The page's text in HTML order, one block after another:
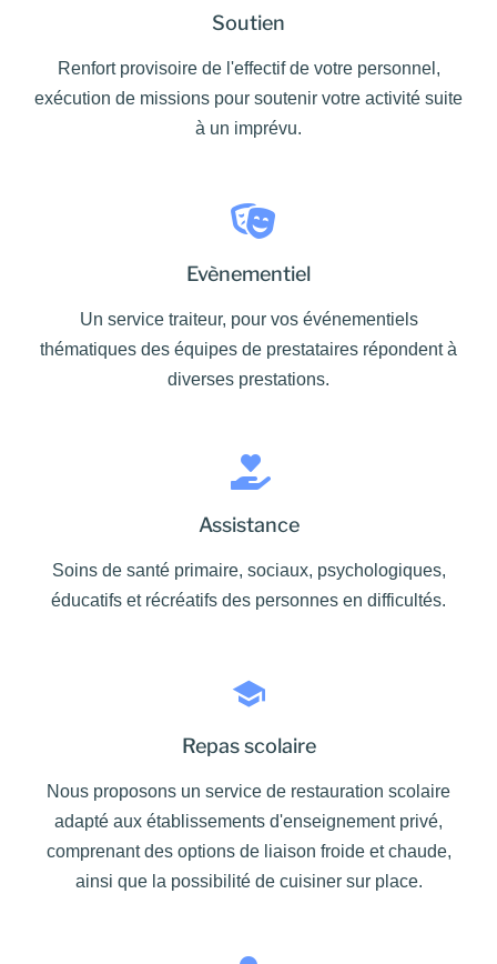
Soutien
Renfort provisoire de l'effectif de votre personnel,
exécution de missions pour soutenir votre activité suite
à un imprévu.
Evènementiel
Un service traiteur, pour vos événementiels
thématiques des équipes de prestataires répondent à
diverses prestations.
Assistance
Soins de santé primaire, sociaux, psychologiques,
éducatifs et récréatifs des personnes en difficultés.
Repas scolaire
Nous proposons un service de restauration scolaire
adapté aux établissements d'enseignement privé,
comprenant des options de liaison froide et chaude,
ainsi que la possibilité de cuisiner sur place.